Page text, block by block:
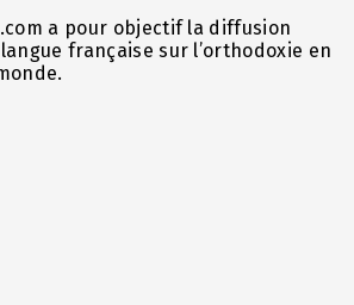
a pour objectif la diffusion
française sur l’orthodoxie en